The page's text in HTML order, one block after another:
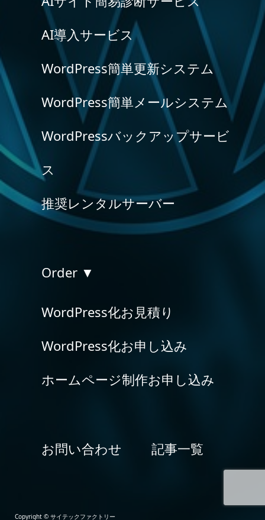
AI導入サービス
WordPress簡単更新システム
WordPress簡単メールシステム
WordPressバックアップサービ
ス
推奨レンタルサーバー
Order ▼
WordPress化お見積り
WordPress化お申し込み
ホームページ制作お申し込み
お問い合わせ 記事一覧
Copyright © サイテックファクトリー